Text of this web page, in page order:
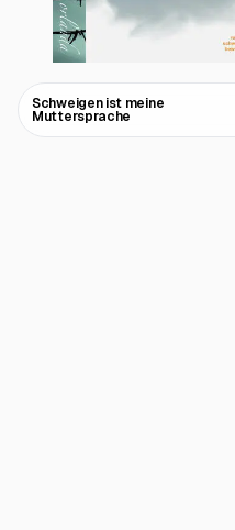
Schweigen ist meine
Muttersprache